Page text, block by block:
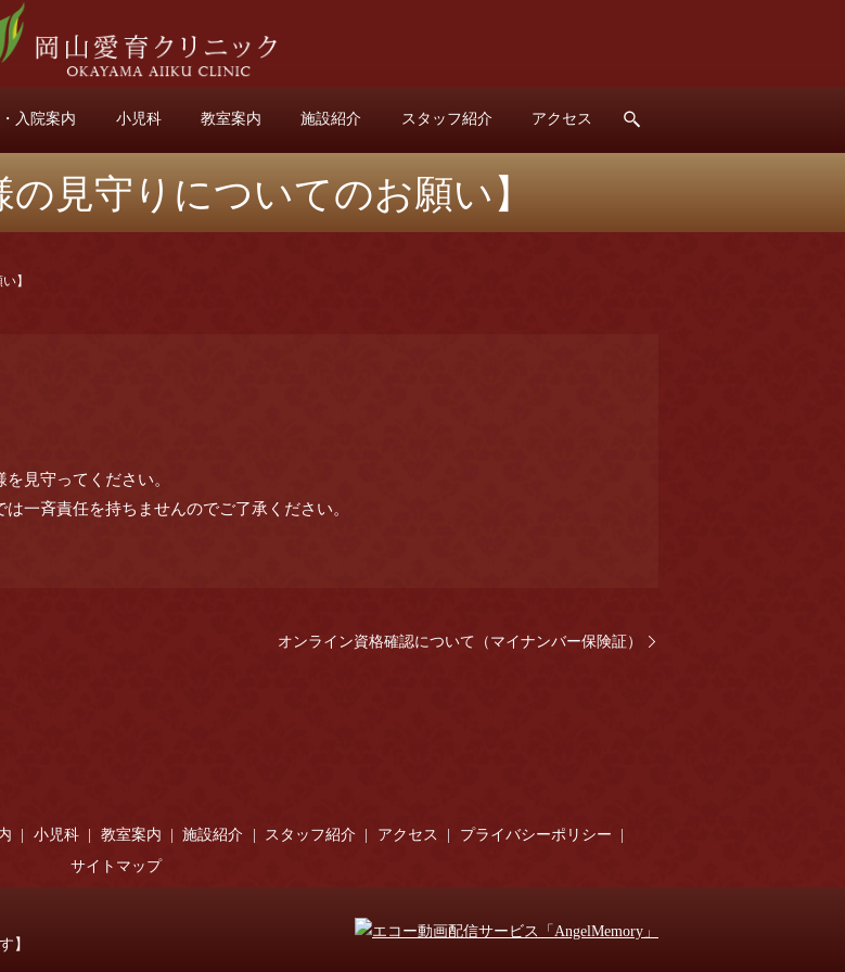
入院案内 小児科 教室案内 施設紹介 スタッフ紹介 アクセス search
の見守りについてのお願い】
】
見守ってください。
一斉責任を持ちませんのでご了承ください。
オンライン資格確認について（マイナンバー保険証）
小児科 教室案内 施設紹介 スタッフ紹介 アクセス
プライバシーポリシー
サイトマップ
】